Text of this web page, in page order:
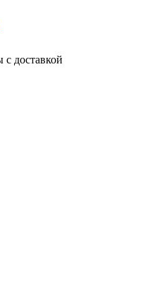
доставкой